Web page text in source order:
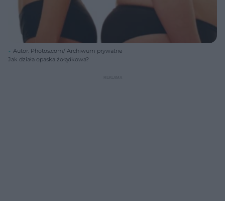
Autor: Photos.com/ Archiwum prywatne
Jak działa opaska żołądkowa?